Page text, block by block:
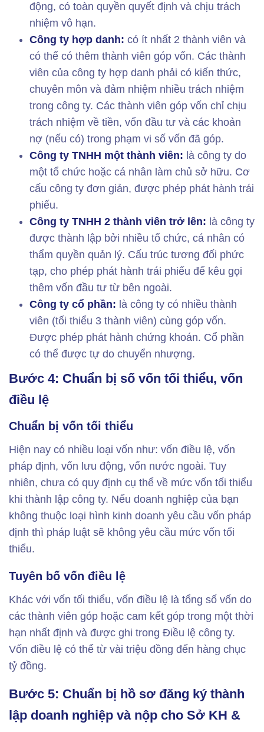
động, có toàn quyền quyết định và chịu trách
nhiệm vô hạn.
Công ty hợp danh: có ít nhất 2 thành viên và
có thể có thêm thành viên góp vốn. Các thành
viên của công ty hợp danh phải có kiến thức,
chuyên môn và đảm nhiệm nhiều trách nhiệm
trong công ty. Các thành viên góp vốn chỉ chịu
trách nhiệm về tiền, vốn đầu tư và các khoản
nợ (nếu có) trong phạm vi số vốn đã góp.
Công ty TNHH một thành viên: là công ty do
một tổ chức hoặc cá nhân làm chủ sở hữu. Cơ
cấu công ty đơn giản, được phép phát hành trái
phiếu.
Công ty TNHH 2 thành viên trở lên: là công ty
được thành lập bởi nhiều tổ chức, cá nhân có
thẩm quyền quản lý. Cấu trúc tương đối phức
tạp, cho phép phát hành trái phiếu để kêu gọi
thêm vốn đầu tư từ bên ngoài.
Công ty cổ phần: là công ty có nhiều thành
viên (tối thiểu 3 thành viên) cùng góp vốn.
Được phép phát hành chứng khoán. Cổ phần
có thể được tự do chuyển nhượng.
Bước 4: Chuẩn bị số vốn tối thiểu, vốn
điều lệ
Chuẩn bị vốn tối thiểu
Hiện nay có nhiều loại vốn như: vốn điều lệ, vốn
pháp định, vốn lưu động, vốn nước ngoài. Tuy
nhiên, chưa có quy định cụ thể về mức vốn tối thiểu
khi thành lập công ty. Nếu doanh nghiệp của bạn
không thuộc loại hình kinh doanh yêu cầu vốn pháp
định thì pháp luật sẽ không yêu cầu mức vốn tối
thiểu.
Tuyên bố vốn điều lệ
Khác với vốn tối thiểu, vốn điều lệ là tổng số vốn do
các thành viên góp hoặc cam kết góp trong một thời
hạn nhất định và được ghi trong Điều lệ công ty.
Vốn điều lệ có thể từ vài triệu đồng đến hàng chục
tỷ đồng.
Bước 5: Chuẩn bị hồ sơ đăng ký thành
lập doanh nghiệp và nộp cho Sở KH &